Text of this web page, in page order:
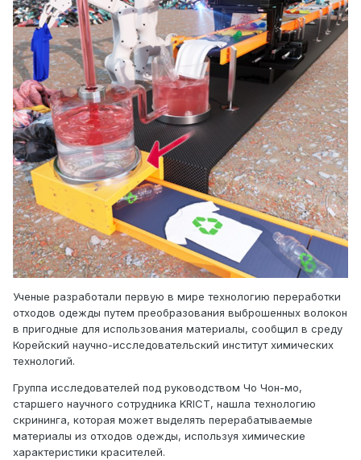
Ученые разработали первую в мире технологию переработки
отходов одежды путем преобразования выброшенных волокон
в пригодные для использования материалы, сообщил в среду
Корейский научно-исследовательский институт химических
технологий.
Группа исследователей под руководством Чо Чон-мо,
старшего научного сотрудника KRICT, нашла технологию
скрининга, которая может выделять перерабатываемые
материалы из отходов одежды, используя химические
характеристики красителей.